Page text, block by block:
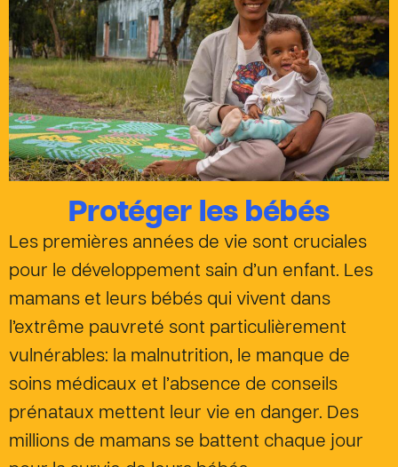
Protéger les bébés
Les premières années de vie sont cruciales
pour le développement sain d’un enfant. Les
mamans et leurs bébés qui vivent dans
l’extrême pauvreté sont particulièrement
vulnérables: la malnutrition, le manque de
soins médicaux et l’absence de conseils
prénataux mettent leur vie en danger. Des
millions de mamans se battent chaque jour